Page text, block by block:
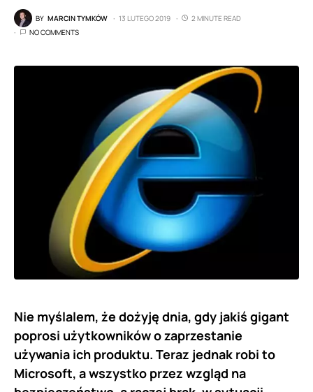
BY MARCIN TYMKÓW 13 LUTEGO 2019
2 MINUTE READ
NO COMMENTS
Nie myślalem, że dożyję dnia, gdy jakiś gigant
poprosi użytkowników o zaprzestanie
używania ich produktu. Teraz jednak robi to
Microsoft, a wszystko przez wzgląd na